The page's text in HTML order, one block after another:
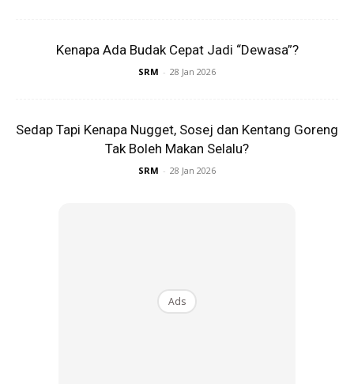
5. Kuatkan diri dengan sokongan
buli di sekolah dan berjaya bangkit
Kenapa Ada Budak Cepat Jadi “Dewasa”?
SRM - 28 Jan 2026
Sedap Tapi Kenapa Nugget, Sosej dan Kentang Goreng
Tak Boleh Makan Selalu?
SRM - 28 Jan 2026
Ads